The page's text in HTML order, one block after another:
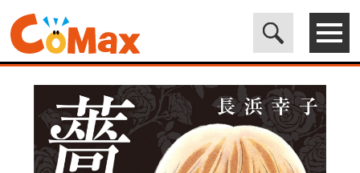
電子書籍マンガ CoMax(コマックス)公式サイト - 株式会社ICE>
LEGEND> 薔薇の迷宮 ～義兄の死、姉の失踪、妹が探し求める真実
～ (10)